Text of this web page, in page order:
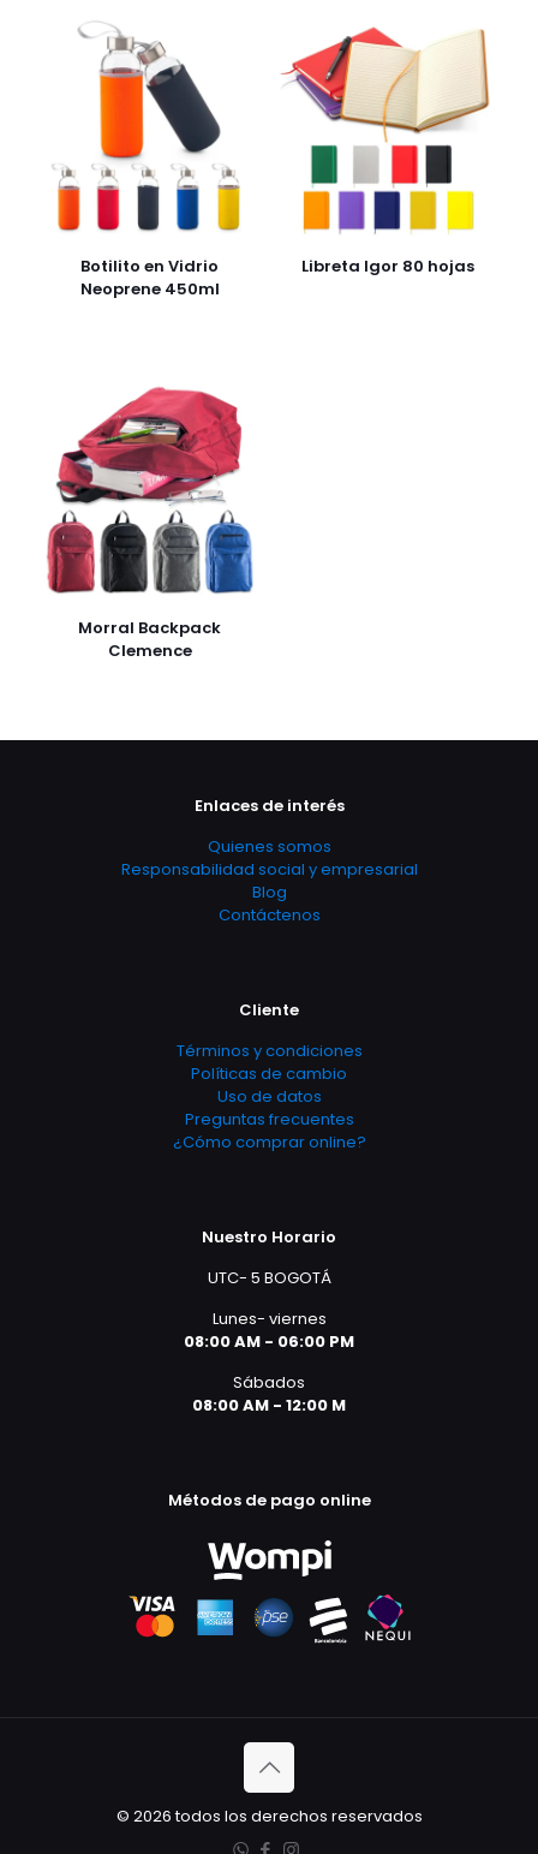
Botilito en Vidrio
Neoprene 450ml
Libreta Igor 80 hojas
Morral Backpack
Clemence
Enlaces de interés
Quienes somos
Responsabilidad social y empresarial
Blog
Contáctenos
Cliente
Términos y condiciones
Políticas de cambio
Uso de datos
Preguntas frecuentes
¿Cómo comprar online?
Nuestro Horario
UTC- 5 BOGOTÁ
Lunes- viernes
08:00 AM - 06:00 PM
Sábados
08:00 AM - 12:00 M
Métodos de pago online
© 2026 todos los derechos reservados